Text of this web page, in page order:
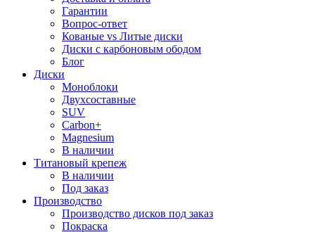
Гарантии
Вопрос-ответ
Кованые vs Литые диски
Диски с карбоновым ободом
Блог
Диски
Моноблоки
Двухсоставные
SUV
Carbon+
Magnesium
В наличии
Титановый крепеж
В наличии
Под заказ
Производство
Производство дисков под заказ
Покраска